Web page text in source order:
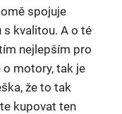
spojuje
s kvalitou. A o té
nejlepším pro
o motory, tak je
že to tak
kupovat ten